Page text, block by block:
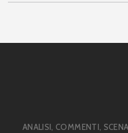
ANALISI, COMMENTI,